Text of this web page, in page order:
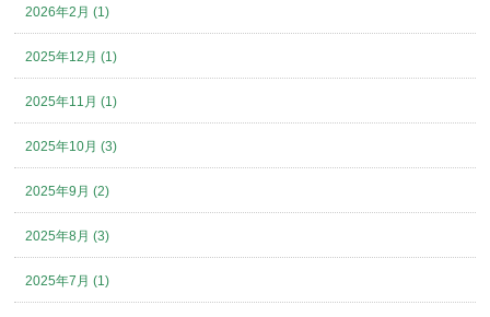
2026年2月 (1)
2025年12月 (1)
2025年11月 (1)
2025年10月 (3)
2025年9月 (2)
2025年8月 (3)
2025年7月 (1)